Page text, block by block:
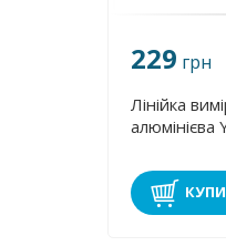
229 грн
Лінійка
алюмінієва